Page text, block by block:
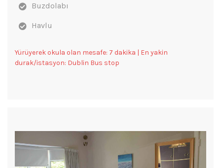
Buzdolabı
Havlu
Yürüyerek okula olan mesafe: 7 dakika | En yakin
durak/istasyon: Dublin Bus stop